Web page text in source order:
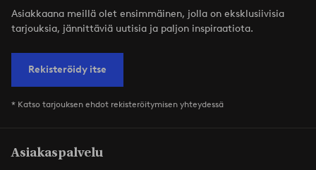
Asiakkaana meillä olet ensimmäinen, jolla on eksklusiivisia
tarjouksia, jännittäviä uutisia ja paljon inspiraatiota.
Rekisteröidy itse
* Katso tarjouksen ehdot rekisteröitymisen yhteydessä
Asiakaspalvelu